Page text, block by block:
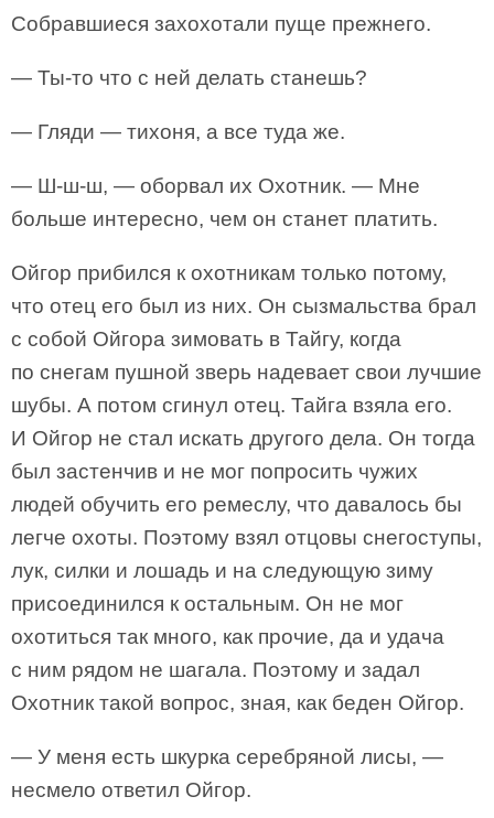
Собравшиеся захохотали пуще прежнего.
— Ты-то что с ней делать станешь?
— Гляди — тихоня, а все туда же.
— Ш‑ш-ш, — оборвал их Охотник. — Мне
больше интересно, чем он станет платить.
Ойгор прибился к охотникам только потому,
что отец его был из них. Он сызмальства брал
с собой Ойгора зимовать в Тайгу, когда
по снегам пушной зверь надевает свои лучшие
шубы. А потом сгинул отец. Тайга взяла его.
И Ойгор не стал искать другого дела. Он тогда
был застенчив и не мог попросить чужих
людей обучить его ремеслу, что давалось бы
легче охоты. Поэтому взял отцовы снегоступы,
лук, силки и лошадь и на следующую зиму
присоединился к остальным. Он не мог
охотиться так много, как прочие, да и удача
с ним рядом не шагала. Поэтому и задал
Охотник такой вопрос, зная, как беден Ойгор.
— У меня есть шкурка серебряной лисы, —
несмело ответил Ойгор.